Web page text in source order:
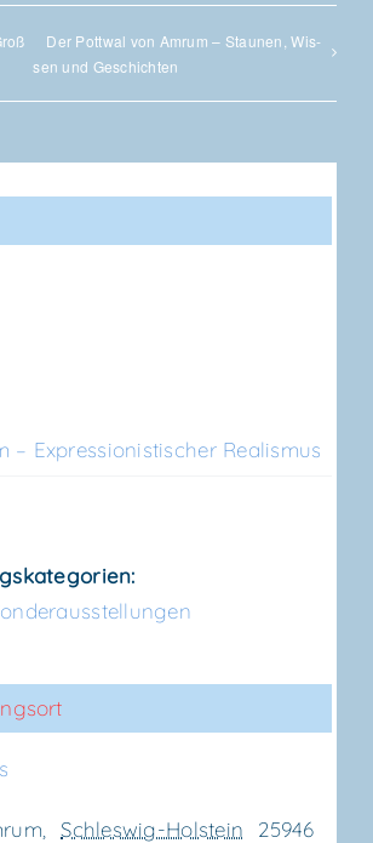
Der Pott­wal von Amrum – Stau­nen, Wis­
sen und Geschichten
– Expres­sio­nis­ti­scher Realismus
Schleswig-Holstein
25946